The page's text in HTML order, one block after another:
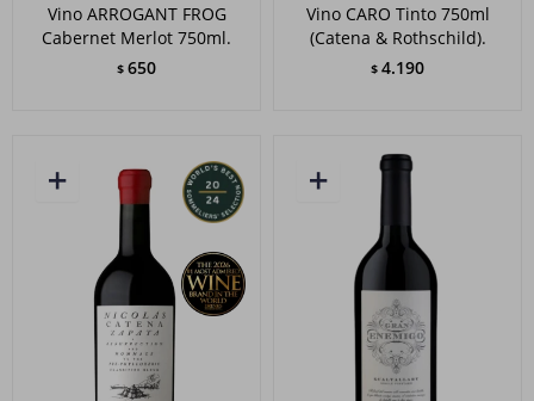
Vino ARROGANT FROG
Cabernet Merlot 750ml.
$ 650
Vino CARO Tinto 750ml
(Catena & Rothschild).
$ 4.190